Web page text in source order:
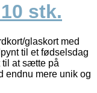
stk.
glaskort med
til et fødselsdag
til at sætte på
endnu mere unik og